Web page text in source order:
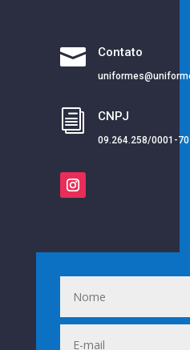
 Contato
i CNPJ
09.264.258/0001-70